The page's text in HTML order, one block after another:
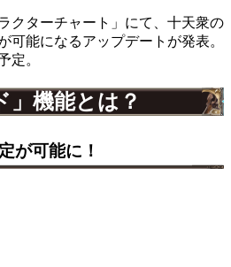
クターチャート」にて、十天衆の
可能になるアップデートが発表。
定。
」機能とは？
が可能に！